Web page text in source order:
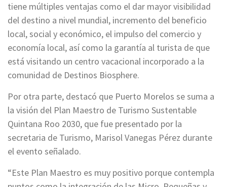
tiene múltiples ventajas como el dar mayor visibilidad
del destino a nivel mundial, incremento del beneficio
local, social y económico, el impulso del comercio y
economía local, así como la garantía al turista de que
está visitando un centro vacacional incorporado a la
comunidad de Destinos Biosphere.
Por otra parte, destacó que Puerto Morelos se suma a
la visión del Plan Maestro de Turismo Sustentable
Quintana Roo 2030, que fue presentado por la
secretaria de Turismo, Marisol Vanegas Pérez durante
el evento señalado.
“Este Plan Maestro es muy positivo porque contempla